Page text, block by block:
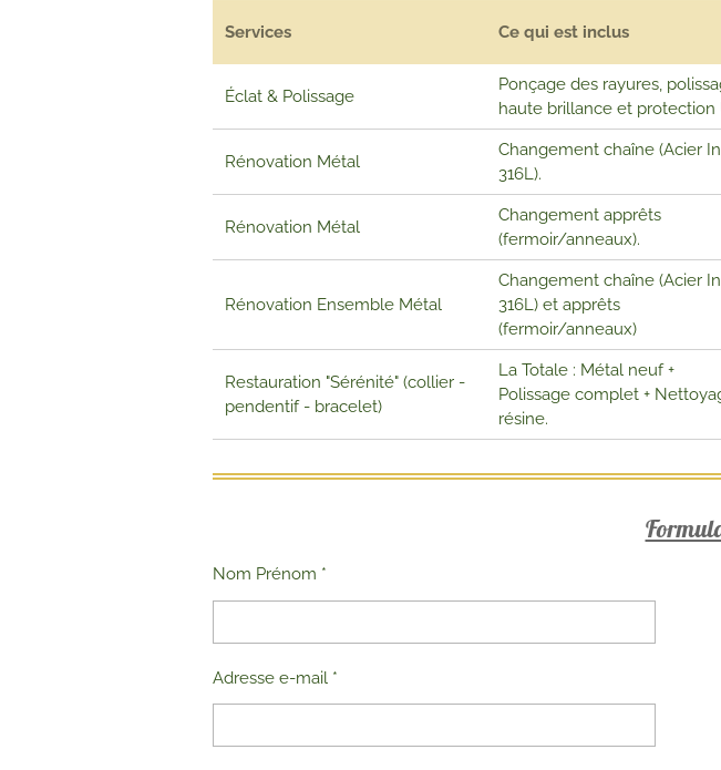
Services Ce qui est inclus
Éclat & Polissage
Ponçage des rayures,
haute brillance et protection
Rénovation Métal
Changement chaîne (Acier
316L).
Rénovation Métal
Changement apprêts
(fermoir/anneaux).
Rénovation Ensemble Métal
Changement chaîne (Acier
316L) et apprêts
(fermoir/anneaux)
Restauration "Sérénité" (collier -
pendentif - bracelet)
La Totale : Métal neuf +
Polissage complet +
résine.
Nom Prénom *
Adresse e-mail *